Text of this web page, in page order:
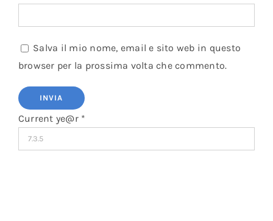
Salva il mio nome, email e sito web in questo
browser per la prossima volta che commento.
Current ye@r *